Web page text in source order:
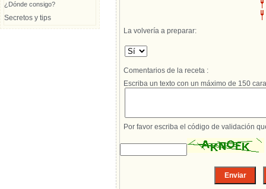
¿Dónde consigo?
Secretos y tips
La volvería a preparar:
Comentarios de la receta :
Escriba un texto con un máximo de 150
Por favor escriba el código de validación